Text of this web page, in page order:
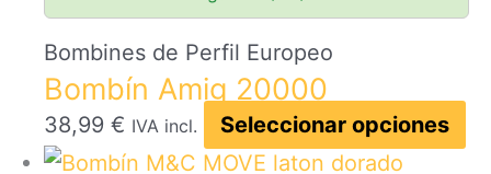
producto
variantes.
Las
opciones
se
pueden
Bombines de Perfil Europeo
Bombín Amig 20000
38,99 € IVA incl. Seleccionar opciones